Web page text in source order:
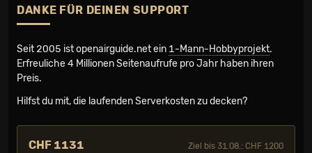
DANKE FÜR DEINEN SUPPORT
Seit 2005 ist openairguide.net ein 1-Mann-Hobbyprojekt.
Erfreuliche 4 Millionen Seiten­aufrufe pro Jahr haben ihren
Preis.
Hilfst du mit, die laufenden Serverkosten zu decken?
CHF 1131 Ziel bis 31.08.: CHF 1200